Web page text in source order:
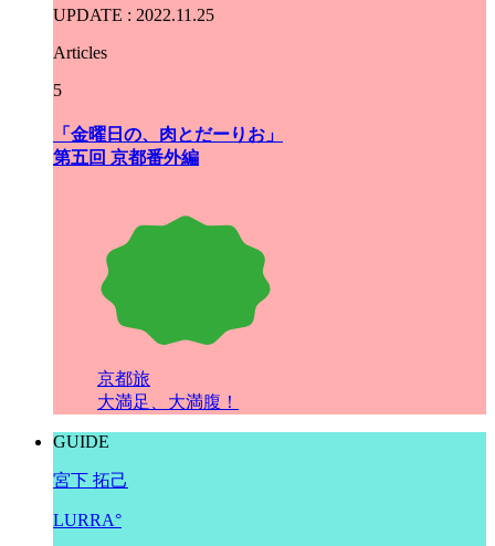
UPDATE : 2022.11.25
Articles
5
「金曜日の、肉とだーりお」
第五回 京都番外編
京都旅
大満足、大満腹！
GUIDE
宮下 拓己
LURRA°